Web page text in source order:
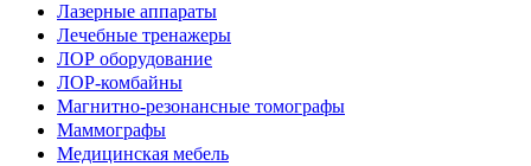
Лазерные аппараты
Лечебные тренажеры
ЛОР оборудование
ЛОР-комбайны
Магнитно-резонансные томографы
Маммографы
Медицинская мебель